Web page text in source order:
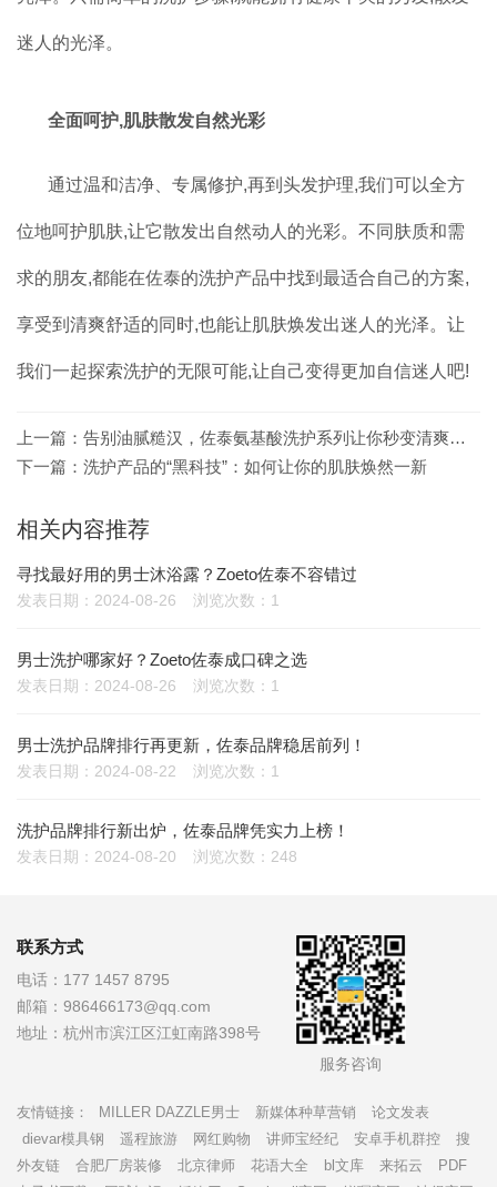
迷人的光泽。
全面呵护,肌肤散发自然光彩
通过温和洁净、专属修护,再到头发护理,我们可以全方
位地呵护肌肤,让它散发出自然动人的光彩。不同肤质和需
求的朋友,都能在佐泰的洗护产品中找到最适合自己的方案,
享受到清爽舒适的同时,也能让肌肤焕发出迷人的光泽。让
我们一起探索洗护的无限可能,让自己变得更加自信迷人吧!
上一篇： 告别油腻糙汉，佐泰氨基酸洗护系列让你秒变清爽型男
下一篇： 洗护产品的“黑科技”：如何让你的肌肤焕然一新
相关内容推荐
寻找最好用的男士沐浴露？Zoeto佐泰不容错过
发表日期：2024-08-26 浏览次数：1
男士洗护哪家好？Zoeto佐泰成口碑之选
发表日期：2024-08-26 浏览次数：1
男士洗护品牌排行再更新，佐泰品牌稳居前列！
发表日期：2024-08-22 浏览次数：1
洗护品牌排行新出炉，佐泰品牌凭实力上榜！
发表日期：2024-08-20 浏览次数：248
联系方式
电话： 177 1457 8795
邮箱： 986466173@qq.com
地址： 杭州市滨江区江虹南路398号
服务咨询
友情链接： MILLER DAZZLE男士 新媒体种草营销
论文发表
dievar模具钢
遥程旅游 网红购物 讲师宝经纪 安卓手机群控
搜
外友链
合肥厂房装修 北京律师 花语大全 bl文库 来拓云
PDF